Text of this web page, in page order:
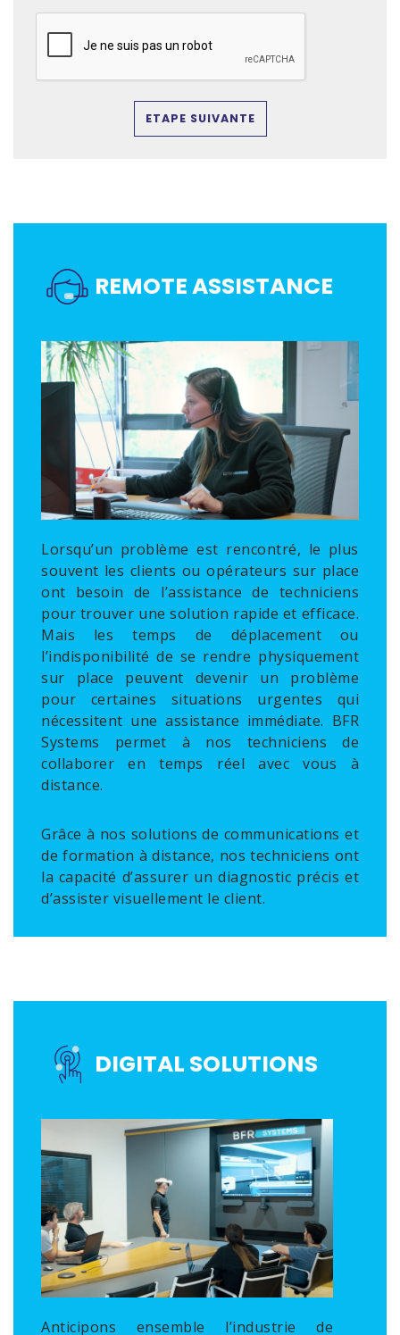
ETAPE SUIVANTE
REMOTE ASSISTANCE
Lorsqu’un problème est rencontré, le plus
souvent les clients ou opérateurs sur place
ont besoin de l’assistance de techniciens
pour trouver une solution rapide et efficace.
Mais les temps de déplacement ou
l’indisponibilité de se rendre physiquement
sur place peuvent devenir un problème
pour certaines situations urgentes qui
nécessitent une assistance immédiate. BFR
Systems permet à nos techniciens de
collaborer en temps réel avec vous à
distance.
Grâce à nos solutions de communications et
de formation à distance, nos techniciens ont
la capacité d’assurer un diagnostic précis et
d’assister visuellement le client.
DIGITAL SOLUTIONS
Anticipons ensemble l’industrie de